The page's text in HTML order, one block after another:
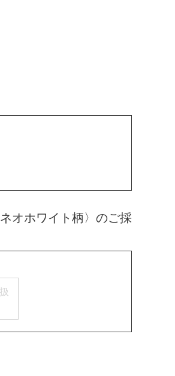
ホワイト柄〉のご採